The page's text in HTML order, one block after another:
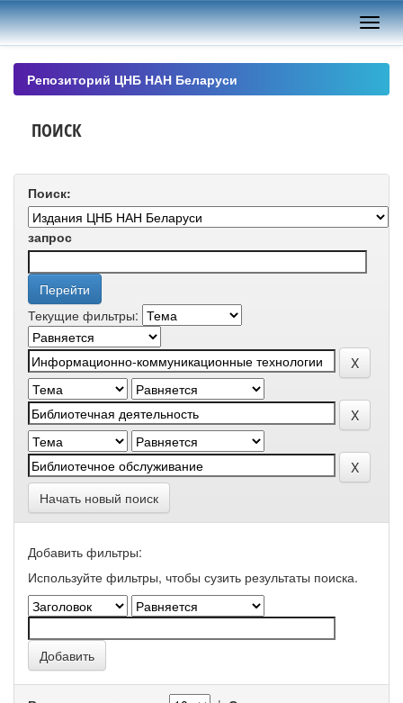
Skip
navigation
Репозиторий ЦНБ НАН Беларуси
ПОИСК
Поиск:
запрос
Текущие фильтры:
Начать новый поиск
Добавить фильтры:
Используйте фильтры, чтобы сузить результаты поиска.